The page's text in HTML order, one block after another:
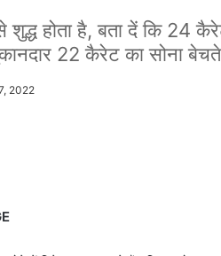
होता है, बता दें कि 24
22 कैरेट का सोना
2022